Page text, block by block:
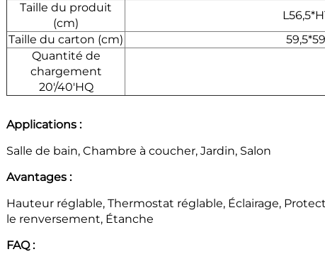
Taille du produit
(cm)
Taille du carton (cm)
Quantité de
chargement
20'/40'HQ
Applications :
Salle de bain, Chambre à coucher, Jardin, Salon
Avantages :
Hauteur réglable, Thermostat réglable, Éclairage,
le renversement, Étanche
FAQ :